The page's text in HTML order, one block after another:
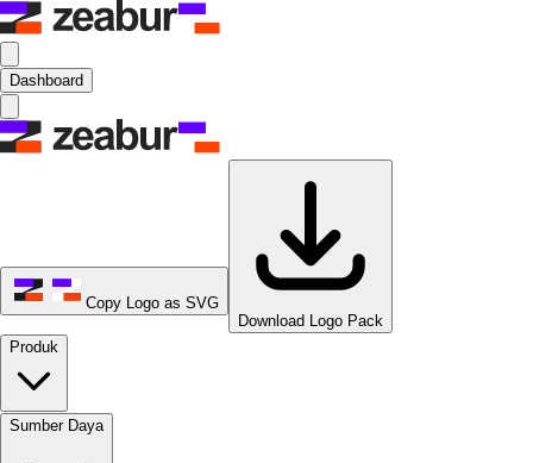
Dashboard
Copy Logo as SVG
Download Logo Pack
Produk
Sumber Daya